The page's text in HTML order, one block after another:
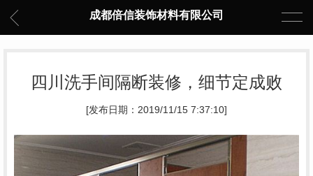
成都倍信装饰材料有限公司
四川洗手间隔断装修，细节定成败
[发布日期：2019/11/15 7:37:10]